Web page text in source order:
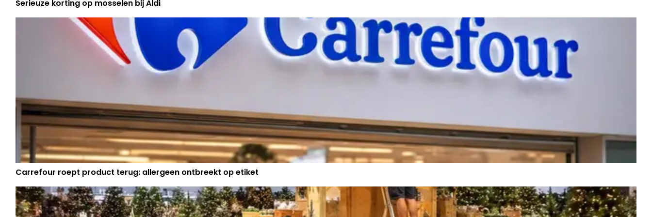
Serieuze korting op mosselen bij Aldi
Carrefour roept product terug: allergeen ontbreekt op etiket